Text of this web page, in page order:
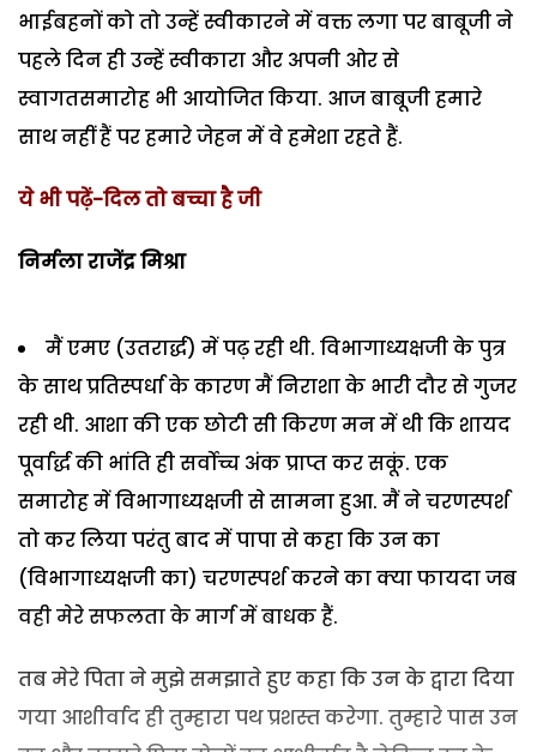
भाईबहनों को तो उन्हें स्वीकारने में वक्त लगा पर बाबूजी ने
पहले दिन ही उन्हें स्वीकारा और अपनी ओर से
स्वागतसमारोह भी आयोजित किया. आज बाबूजी हमारे
साथ नहीं हैं पर हमारे जेहन में वे हमेशा रहते हैं.
ये भी पढ़ें-दिल तो बच्चा है जी
निर्मला राजेंद्र मिश्रा
मैं एमए (उतरार्द्ध) में पढ़ रही थी. विभागाध्यक्षजी के पुत्र
के साथ प्रतिस्पर्धा के कारण मैं निराशा के भारी दौर से गुजर
रही थी. आशा की एक छोटी सी किरण मन में थी कि शायद
पूर्वार्द्ध की भांति ही सर्वोच्च अंक प्राप्त कर सकूं. एक
समारोह में विभागाध्यक्षजी से सामना हुआ. मैं ने चरणस्पर्श
तो कर लिया परंतु बाद में पापा से कहा कि उन का
(विभागाध्यक्षजी का) चरणस्पर्श करने का क्या फायदा जब
वही मेरे सफलता के मार्ग में बाधक हैं.
तब मेरे पिता ने मुझे समझाते हुए कहा कि उन के द्वारा दिया
गया आशीर्वाद ही तुम्हारा पथ प्रशस्त करेगा. तुम्हारे पास उन